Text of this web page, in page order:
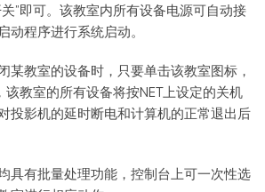
”即可。该教室内所有设备电源可自动接
动程序进行系统启动。
某教室的设备时，只要单击该教室图标，
该教室的所有设备将按NET上设定的关机
投影机的延时断电和计算机的正常退出后
具有批量处理功能，控制台上可一次性选